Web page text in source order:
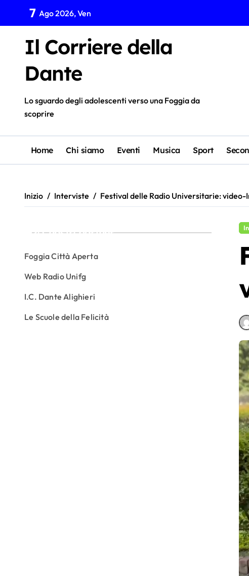
contenuto
7 Ago 2026, Ven
Il Corriere della
Dante
Lo sguardo degli adolescenti verso una Foggia da
scoprire
Home Chi siamo Eventi Musica Sport
Inizio Interviste Festival delle Radio Universitarie: video-
I nostri partner
Foggia Città Aperta
Web Radio Unifg
I.C. Dante Alighieri
Le Scuole della Felicità